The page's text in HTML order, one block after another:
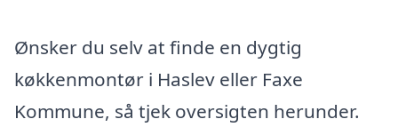
Ønsker du selv at finde en dygtig
køkkenmontør i Haslev eller Faxe
Kommune, så tjek oversigten herunder.